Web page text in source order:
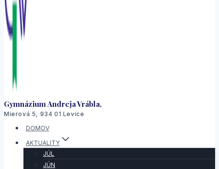
Gymnázium Andreja Vrábla,
Mierová 5, 934 01 Levice
DOMOV
AKTUALITY
JÚL
JÚN